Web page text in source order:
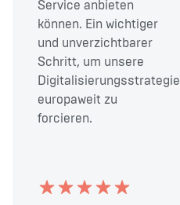
Service anbieten
können. Ein wichtiger
und unverzichtbarer
Schritt, um unsere
Digitalisierungsstrategie
europaweit zu
forcieren.